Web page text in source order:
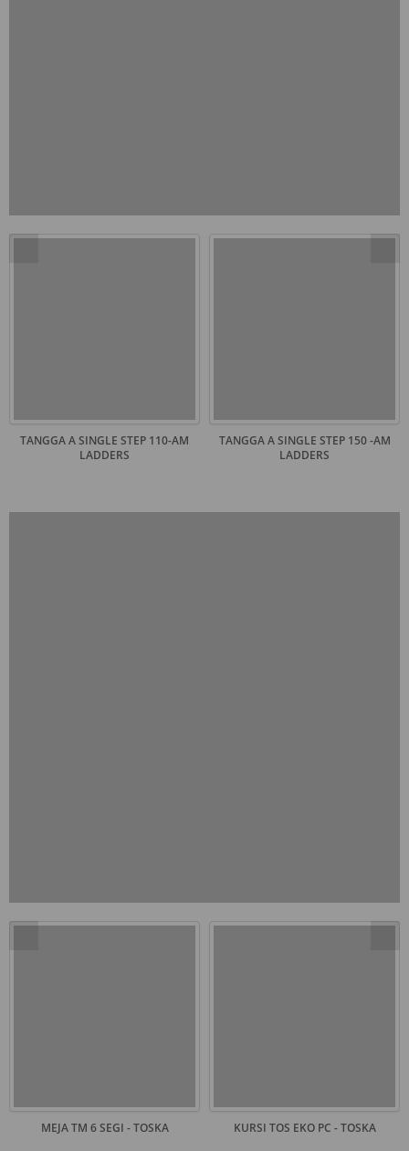
TANGGA A SINGLE STEP 110-AM
LADDERS
TANGGA A SINGLE STEP 150 -AM
LADDERS
MEJA TM 6 SEGI - TOSKA KURSI TOS EKO PC - TOSKA